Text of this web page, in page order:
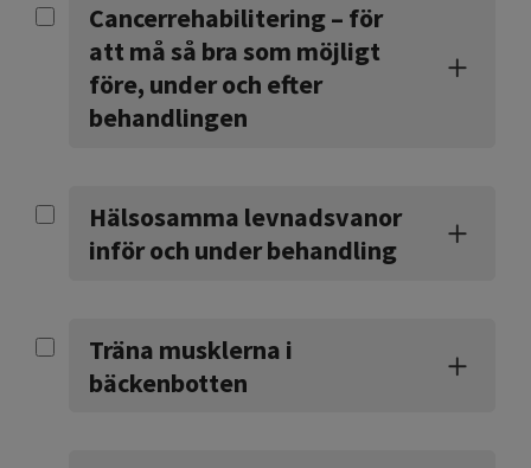
Cancerrehabilitering – för
att må så bra som möjligt
före, under och efter
behandlingen
Hälsosamma levnadsvanor
inför och under behandling
Träna musklerna i
bäckenbotten